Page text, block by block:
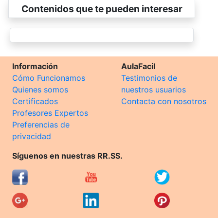
Contenidos que te pueden interesar
Información
Cómo Funcionamos
Quienes somos
Certificados
Profesores Expertos
Preferencias de
privacidad
AulaFacil
Testimonios de
nuestros usuarios
Contacta con nosotros
Síguenos en nuestras RR.SS.